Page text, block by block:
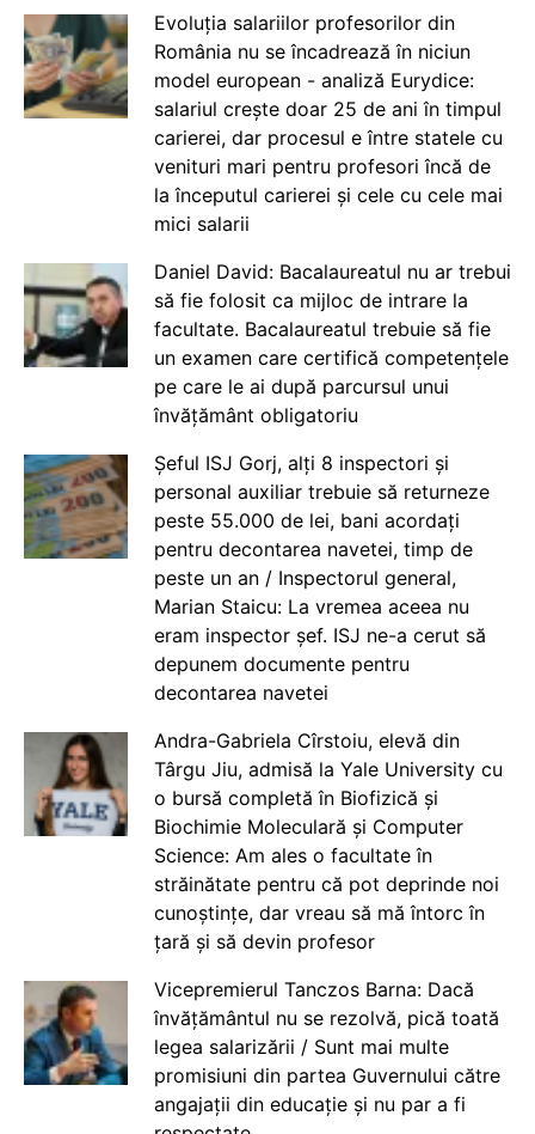
Evoluția salariilor profesorilor din
România nu se încadrează în niciun
model european - analiză Eurydice:
salariul crește doar 25 de ani în timpul
carierei, dar procesul e între statele cu
venituri mari pentru profesori încă de
la începutul carierei și cele cu cele mai
mici salarii
Daniel David: Bacalaureatul nu ar trebui
să fie folosit ca mijloc de intrare la
facultate. Bacalaureatul trebuie să fie
un examen care certifică competențele
pe care le ai după parcursul unui
învățământ obligatoriu
Șeful ISJ Gorj, alți 8 inspectori și
personal auxiliar trebuie să returneze
peste 55.000 de lei, bani acordați
pentru decontarea navetei, timp de
peste un an / Inspectorul general,
Marian Staicu: La vremea aceea nu
eram inspector șef. ISJ ne-a cerut să
depunem documente pentru
decontarea navetei
Andra-Gabriela Cîrstoiu, elevă din
Târgu Jiu, admisă la Yale University cu
o bursă completă în Biofizică și
Biochimie Moleculară și Computer
Science: Am ales o facultate în
străinătate pentru că pot deprinde noi
cunoștințe, dar vreau să mă întorc în
țară și să devin profesor
Vicepremierul Tanczos Barna: Dacă
învățământul nu se rezolvă, pică toată
legea salarizării / Sunt mai multe
promisiuni din partea Guvernului către
angajații din educație și nu par a fi